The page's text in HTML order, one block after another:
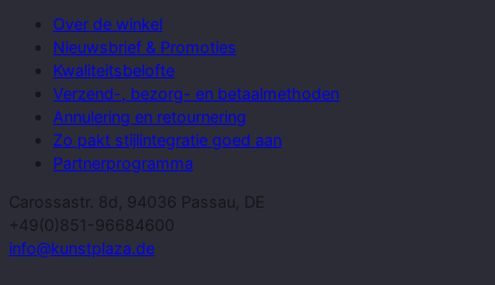
Over de winkel
Nieuwsbrief & Promoties
Kwaliteitsbelofte
Verzend-, bezorg- en betaalmethoden
Annulering en retournering
Zo pakt stijlintegratie goed aan
Partnerprogramma
Carossastr. 8d, 94036 Passau, DE
+49(0)851-96684600
info@kunstplaza.de